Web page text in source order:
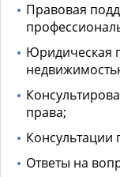
Правовая
Юридическая
права;
Консультации
Ответы на